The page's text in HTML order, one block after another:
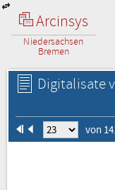
Arcinsys
Niedersachsen
Bremen
Digitalisate
von